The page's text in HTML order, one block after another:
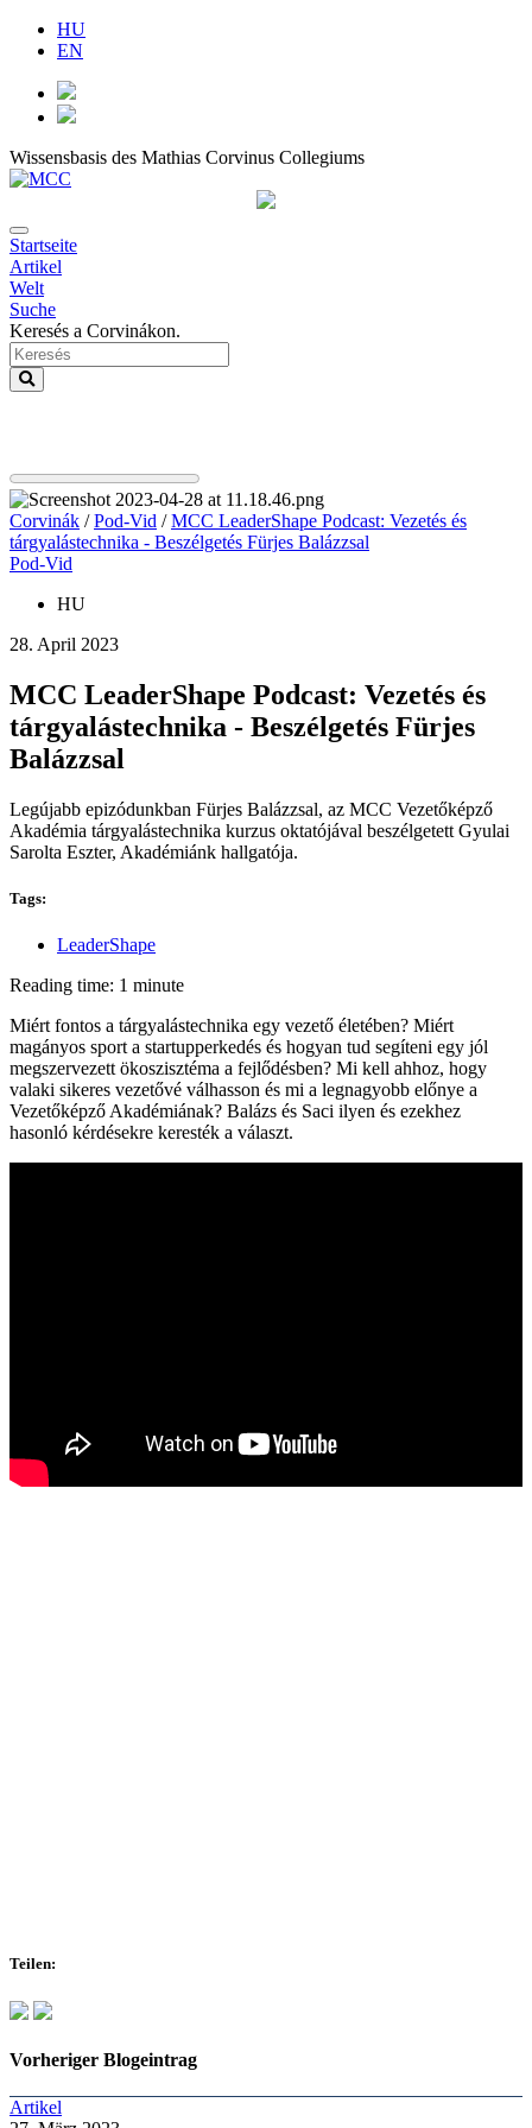
HU
EN
Wissensbasis des Mathias Corvinus Collegiums
Startseite
Artikel
Welt
Suche
Keresés a Corvinákon.
Corvinák /Pod-Vid /MCC LeaderShape Podcast: Vezetés és
tárgyalástechnika - Beszélgetés Fürjes Balázzsal
Pod-Vid
HU
28. April 2023
MCC LeaderShape Podcast: Vezetés és
tárgyalástechnika - Beszélgetés Fürjes
Balázzsal
Legújabb epizódunkban Fürjes Balázzsal, az MCC Vezetőképző
Akadémia tárgyalástechnika kurzus oktatójával beszélgetett Gyulai
Sarolta Eszter, Akadémiánk hallgatója.
Tags:
LeaderShape
Reading time: 1 minute
Miért fontos a tárgyalástechnika egy vezető életében? Miért
magányos sport a startupperkedés és hogyan tud segíteni egy jól
megszervezett ökoszisztéma a fejlődésben? Mi kell ahhoz, hogy
valaki sikeres vezetővé válhasson és mi a legnagyobb előnye a
Vezetőképző Akadémiának? Balázs és Saci ilyen és ezekhez
hasonló kérdésekre keresték a választ.
Teilen:
Vorheriger Blogeintrag
Artikel